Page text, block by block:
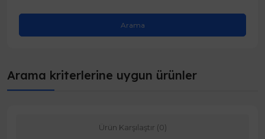
Arama kriterlerine uygun ürünler
Ürün Karşılaştır (0)